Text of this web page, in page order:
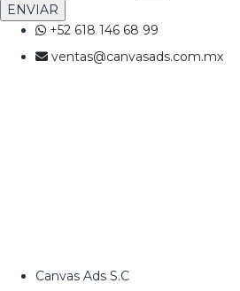
ENVIAR
+52 618 146 68 99
ventas@canvasads.com.mx
Canvas Ads S.C